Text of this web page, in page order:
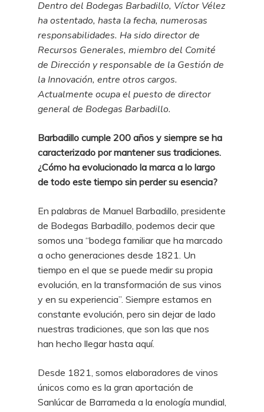
Dentro del Bodegas Barbadillo, Víctor Vélez
ha ostentado, hasta la fecha, numerosas
responsabilidades. Ha sido director de
Recursos Generales, miembro del Comité
de Dirección y responsable de la Gestión de
la Innovación, entre otros cargos.
Actualmente ocupa el puesto de director
general de Bodegas Barbadillo.
Barbadillo cumple 200 años y siempre se ha
caracterizado por mantener sus tradiciones.
¿Cómo ha evolucionado la marca a lo largo
de todo este tiempo sin perder su esencia?
En palabras de Manuel Barbadillo, presidente
de Bodegas Barbadillo, podemos decir que
somos una “bodega familiar que ha marcado
a ocho generaciones desde 1821. Un
tiempo en el que se puede medir su propia
evolución, en la transformación de sus vinos
y en su experiencia”. Siempre estamos en
constante evolución, pero sin dejar de lado
nuestras tradiciones, que son las que nos
han hecho llegar hasta aquí.
Desde 1821, somos elaboradores de vinos
únicos como es la gran aportación de
Sanlúcar de Barrameda a la enología mundial,